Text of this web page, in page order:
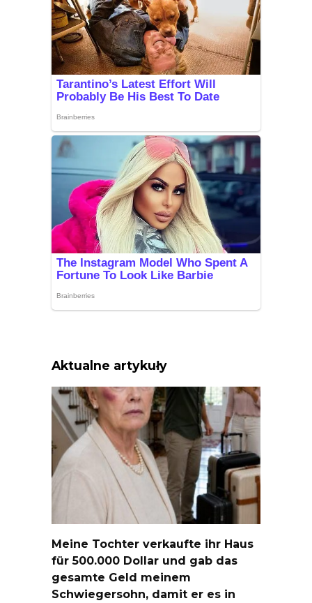
Aktualne artykuły
Meine Tochter verkaufte ihr Haus
für 500.000 Dollar und gab das
gesamte Geld meinem
Schwiegersohn, damit er es in